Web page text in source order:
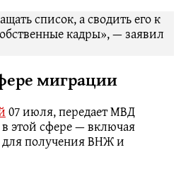
список, а сводить его к
кадры», — заявил
миграции
07 июля, передает МВД
этой сфере — включая
получения ВНЖ и